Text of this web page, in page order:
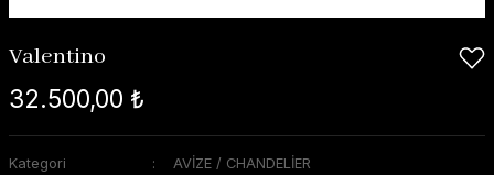
Valentino
32.500,00 ₺
Kategori
AVİZE / CHANDELİER